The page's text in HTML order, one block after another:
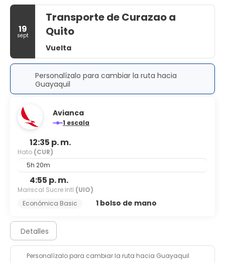
19
sept
Transporte de Curazao a
Quito
Vuelta
Personalízalo para cambiar la ruta hacia
Guayaquil
Avianca
1 escala
12:35 p. m.
Hato (CUR)
5h 20m
4:55 p. m.
Mariscal Sucre Intl (UIO)
Económica Basic
1 bolso de mano
Detalles
Personalízalo para cambiar la ruta hacia Guayaquil